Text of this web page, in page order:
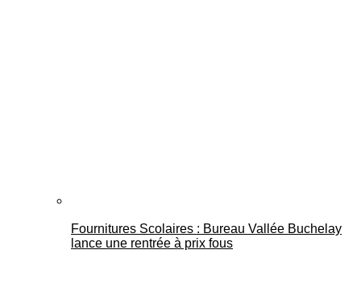
Fournitures Scolaires : Bureau Vallée Buchelay
lance une rentrée à prix fous